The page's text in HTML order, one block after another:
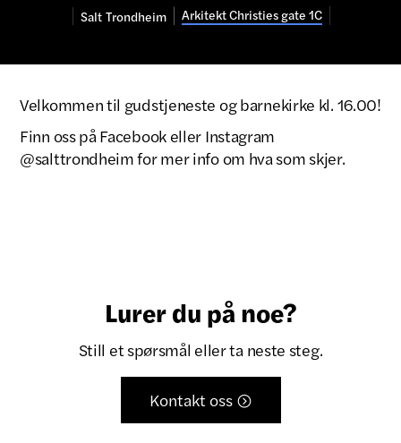
Salt Trondheim Arkitekt Christies gate 1C
Velkommen til gudstjeneste og barnekirke kl. 16.00!
Finn oss på Facebook eller Instagram
@salttrondheim for mer info om hva som skjer.
Lurer du på noe?
Still et spørsmål eller ta neste steg.
Kontakt oss 